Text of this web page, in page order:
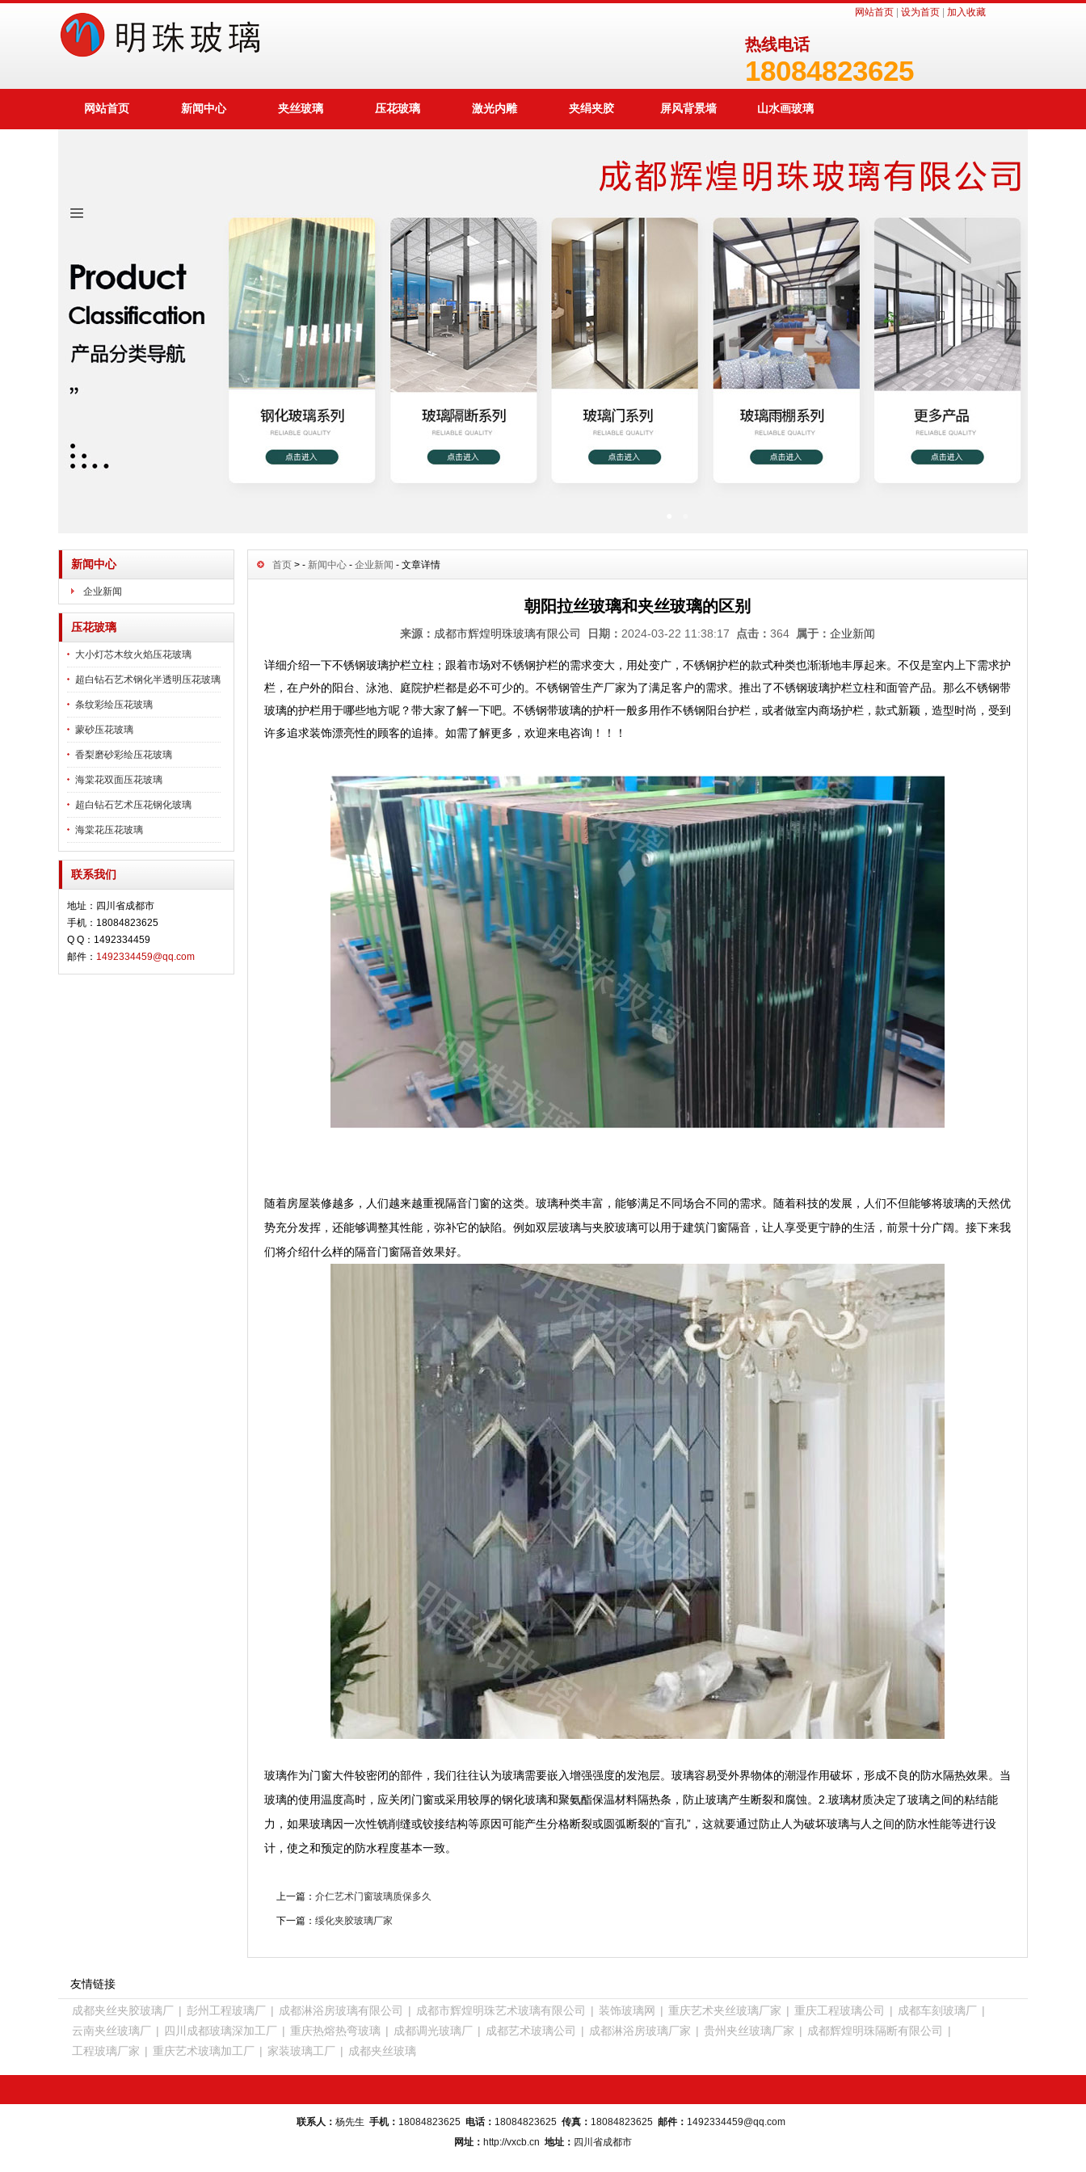
网站首页| 设为首页| 加入收藏
热线电话
18084823625
网站首页 新闻中心 夹丝玻璃 压花玻璃 激光内雕 夹绢夹胶 屏风背景墙 山水画玻璃
新闻中心
企业新闻
压花玻璃
大小灯芯木纹火焰压花玻璃
超白钻石艺术钢化半透明压花玻璃
条纹彩绘压花玻璃
蒙砂压花玻璃
香梨磨砂彩绘压花玻璃
海棠花双面压花玻璃
超白钻石艺术压花钢化玻璃
海棠花压花玻璃
联系我们
地址：四川省成都市
手机：18084823625
Q Q：1492334459
邮件： 1492334459@qq.com
首页 > - 新闻中心 - 企业新闻 - 文章详情
朝阳拉丝玻璃和夹丝玻璃的区别
来源： 成都市辉煌明珠玻璃有限公司 日期： 2024-03-22 11:38:17 点击： 364 属于： 企业新闻
详细介绍一下不锈钢玻璃护栏立柱；跟着市场对不锈钢护栏的需求变大，用处变广，不锈钢护栏的款式种类也渐渐地丰厚起来。不仅是室内上下需求护
栏，在户外的阳台、泳池、庭院护栏都是必不可少的。不锈钢管生产厂家为了满足客户的需求。推出了不锈钢玻璃护栏立柱和面管产品。那么不锈钢带
玻璃的护栏用于哪些地方呢？带大家了解一下吧。不锈钢带玻璃的护杆一般多用作不锈钢阳台护栏，或者做室内商场护栏，款式新颖，造型时尚，受到
许多追求装饰漂亮性的顾客的追捧。如需了解更多，欢迎来电咨询！！！
随着房屋装修越多，人们越来越重视隔音门窗的这类。玻璃种类丰富，能够满足不同场合不同的需求。随着科技的发展，人们不但能够将玻璃的天然优
势充分发挥，还能够调整其性能，弥补它的缺陷。例如双层玻璃与夹胶玻璃可以用于建筑门窗隔音，让人享受更宁静的生活，前景十分广阔。接下来我
们将介绍什么样的隔音门窗隔音效果好。
玻璃作为门窗大件较密闭的部件，我们往往认为玻璃需要嵌入增强强度的发泡层。玻璃容易受外界物体的潮湿作用破坏，形成不良的防水隔热效果。当
玻璃的使用温度高时，应关闭门窗或采用较厚的钢化玻璃和聚氨酯保温材料隔热条，防止玻璃产生断裂和腐蚀。2.玻璃材质决定了玻璃之间的粘结能
力，如果玻璃因一次性铣削缝或铰接结构等原因可能产生分格断裂或圆弧断裂的“盲孔”，这就要通过防止人为破坏玻璃与人之间的防水性能等进行设
计，使之和预定的防水程度基本一致。
上一篇： 介仁艺术门窗玻璃质保多久
下一篇： 绥化夹胶玻璃厂家
友情链接
成都夹丝夹胶玻璃厂 | 彭州工程玻璃厂 | 成都淋浴房玻璃有限公司 | 成都市辉煌明珠艺术玻璃有限公司 | 装饰玻璃网 | 重庆艺术夹丝玻璃厂家 | 重庆工程玻璃公司 | 成都车刻玻璃厂 |
云南夹丝玻璃厂 | 四川成都玻璃深加工厂 | 重庆热熔热弯玻璃 | 成都调光玻璃厂 | 成都艺术玻璃公司 | 成都淋浴房玻璃厂家 | 贵州夹丝玻璃厂家 | 成都辉煌明珠隔断有限公司
|
工程玻璃厂家 | 重庆艺术玻璃加工厂 | 家装玻璃工厂 | 成都夹丝玻璃
联系人： 杨先生 手机： 18084823625 电话： 18084823625 传真： 18084823625 邮件： 1492334459@qq.com
网址： http://vxcb.cn 地址： 四川省成都市